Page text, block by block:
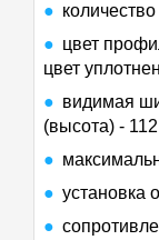
цвет
цвет
видимая
(высота) -
установка